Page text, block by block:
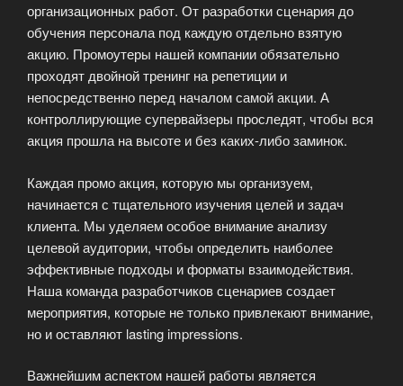
организационных работ. От разработки сценария до
обучения персонала под каждую отдельно взятую
акцию. Промоутеры нашей компании обязательно
проходят двойной тренинг на репетиции и
непосредственно перед началом самой акции. А
контроллирующие супервайзеры проследят, чтобы вся
акция прошла на высоте и без каких-либо заминок.
Каждая промо акция, которую мы организуем,
начинается с тщательного изучения целей и задач
клиента. Мы уделяем особое внимание анализу
целевой аудитории, чтобы определить наиболее
эффективные подходы и форматы взаимодействия.
Наша команда разработчиков сценариев создает
мероприятия, которые не только привлекают внимание,
но и оставляют lasting impressions.
Важнейшим аспектом нашей работы является